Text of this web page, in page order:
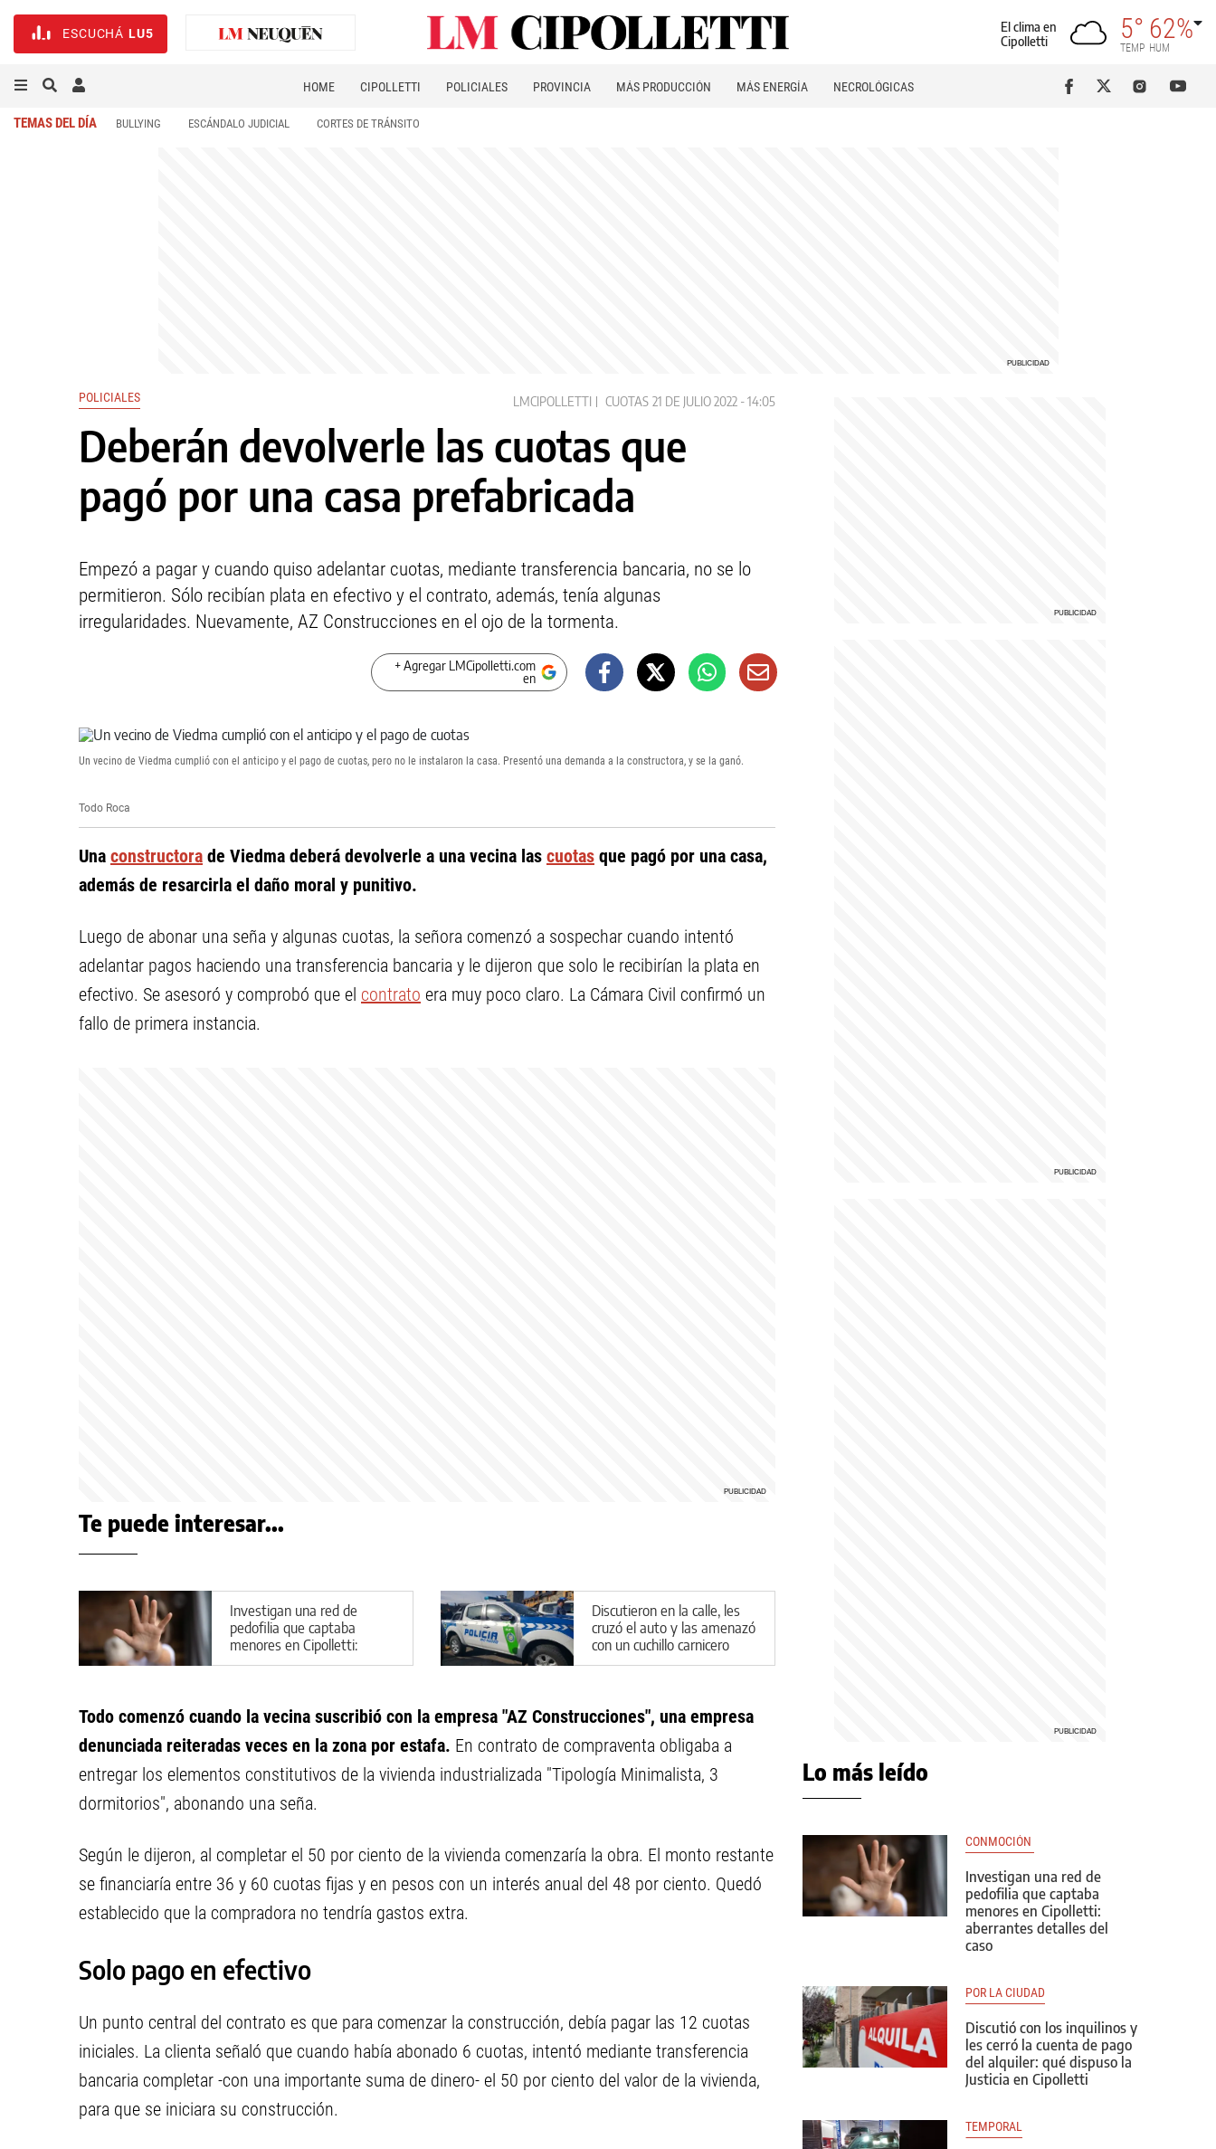
ESCUCHÁ LU5
El clima en
Cipolletti
5°
TEMP
62%
HUM
HOME CIPOLLETTI POLICIALES PROVINCIA MÁS PRODUCCIÓN MÁS ENERGÍA NECROLÓGICAS
TEMAS DEL DÍA BULLYING ESCÁNDALO JUDICIAL CORTES DE TRÁNSITO
POLICIALES LMCIPOLLETTI CUOTAS 21 DE JULIO 2022 - 14:05
Deberán devolverle las cuotas que
pagó por una casa prefabricada
Empezó a pagar y cuando quiso adelantar cuotas, mediante transferencia bancaria, no se lo
permitieron. Sólo recibían plata en efectivo y el contrato, además, tenía algunas
irregularidades. Nuevamente, AZ Construcciones en el ojo de la tormenta.
+ Agregar LMCipolletti.com
en
Un vecino de Viedma cumplió con el anticipo y el pago de cuotas, pero no le instalaron la casa. Presentó una demanda a la constructora, y se la ganó.
Todo Roca
Una constructora de Viedma deberá devolverle a una vecina las cuotas que pagó por una casa,
además de resarcirla el daño moral y punitivo.
Luego de abonar una seña y algunas cuotas, la señora comenzó a sospechar cuando intentó
adelantar pagos haciendo una transferencia bancaria y le dijeron que solo le recibirían la plata en
efectivo. Se asesoró y comprobó que el contrato era muy poco claro. La Cámara Civil confirmó un
fallo de primera instancia.
Te puede interesar...
Investigan una red de
pedofilia que captaba
menores en Cipolletti:
aberrantes detalles del caso
Discutieron en la calle, les
cruzó el auto y las amenazó
con un cuchillo carnicero
Todo comenzó cuando la vecina suscribió con la empresa "AZ Construcciones", una empresa
denunciada reiteradas veces en la zona por estafa. En contrato de compraventa obligaba a
entregar los elementos constitutivos de la vivienda industrializada "Tipología Minimalista, 3
dormitorios", abonando una seña.
Según le dijeron, al completar el 50 por ciento de la vivienda comenzaría la obra. El monto restante
se financiaría entre 36 y 60 cuotas fijas y en pesos con un interés anual del 48 por ciento. Quedó
establecido que la compradora no tendría gastos extra.
Solo pago en efectivo
Un punto central del contrato es que para comenzar la construcción, debía pagar las 12 cuotas
iniciales. La clienta señaló que cuando había abonado 6 cuotas, intentó mediante transferencia
bancaria completar -con una importante suma de dinero- el 50 por ciento del valor de la vivienda,
para que se iniciara su construcción.
Lo más leído
CONMOCIÓN
Investigan una red de
pedofilia que captaba
menores en Cipolletti:
aberrantes detalles del
caso
POR LA CIUDAD
Discutió con los inquilinos y
les cerró la cuenta de pago
del alquiler: qué dispuso la
Justicia en Cipolletti
TEMPORAL